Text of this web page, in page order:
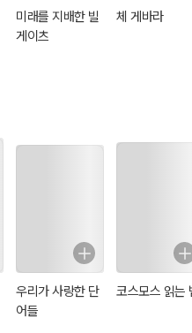
미래를 지배한 빌
게이츠
체 게바라
우리가 사랑한 단
어들
코스모스 읽는